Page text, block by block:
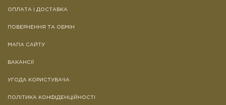
ОПЛАТА І ДОСТАВКА
ПОВЕРНЕННЯ ТА ОБМІН
МАПА САЙТУ
ВАКАНСІЇ
УГОДА КОРИСТУВАЧА
ПОЛІТИКА КОНФІДЕНЦІЙНОСТІ